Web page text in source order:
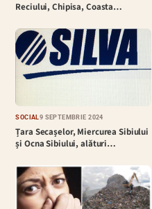
Reciului, Chipisa, Coasta…
SOCIAL 9 SEPTEMBRIE 2024
Țara Secașelor, Miercurea Sibiului
și Ocna Sibiului, alături…